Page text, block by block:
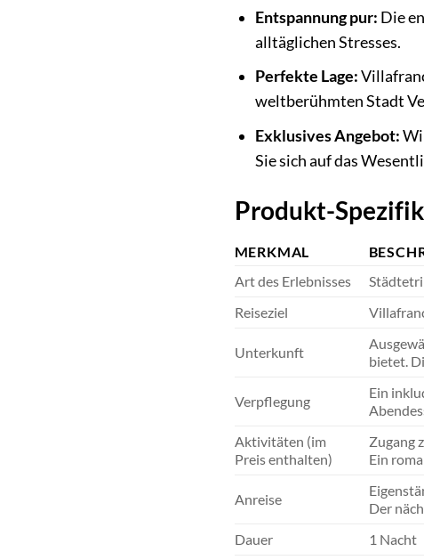
Entspannung pur: Die
alltäglichen Stresses.
Perfekte Lage:
weltberühmten Stadt
Exklusives Angebot:
Sie sich auf das
Produkt-
MERKMAL
Art des Erlebnisses
Reiseziel
Unterkunft
bietet.
Verpflegung
Ein
Aktivitäten (im
Preis enthalten)
Zugang
Ein
Anreise
Der
Dauer
1 Nacht